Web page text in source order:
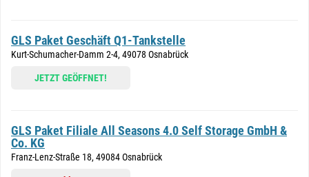
GLS Paket Geschäft Q1-Tankstelle
Kurt-Schumacher-Damm 2-4, 49078 Osnabrück
JETZT GEÖFFNET!
GLS Paket Filiale All Seasons 4.0 Self Storage GmbH &
Co. KG
Franz-Lenz-Straße 18, 49084 Osnabrück